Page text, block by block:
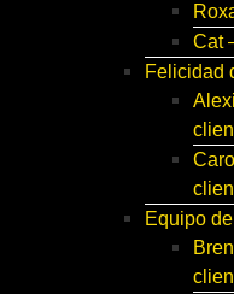
Cat
Felicidad
Equipo